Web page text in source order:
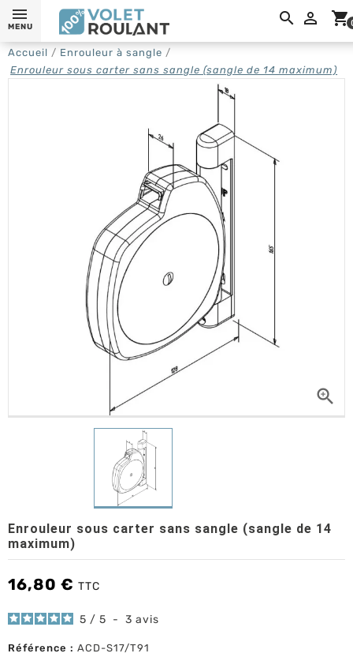
 shopping_cart
MENU
Accueil
Enrouleur à sangle
Enrouleur sous carter sans sangle (sangle de 14 maximum)

Enrouleur sous carter sans sangle (sangle de 14
maximum)
16,80 € TTC
5 / 5 - 3 avis
Référence : ACD-S17/T91